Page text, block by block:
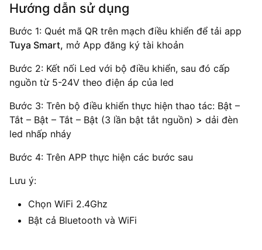
Hướng dẫn sử dụng
Bước 1: Quét mã QR trên mạch điều khiển để tải app
Tuya Smart, mở App đăng ký tài khoản
Bước 2: Kết nối Led với bộ điều khiển, sau đó cấp
nguồn từ 5-24V theo điện áp của led
Bước 3: Trên bộ điều khiển thực hiện thao tác: Bật –
Tắt – Bật – Tắt – Bật (3 lần bật tắt nguồn) > dải đèn
led nhấp nháy
Bước 4: Trên APP thực hiện các bước sau
Lưu ý:
Chọn WiFi 2.4Ghz
Bật cả Bluetooth và WiFi